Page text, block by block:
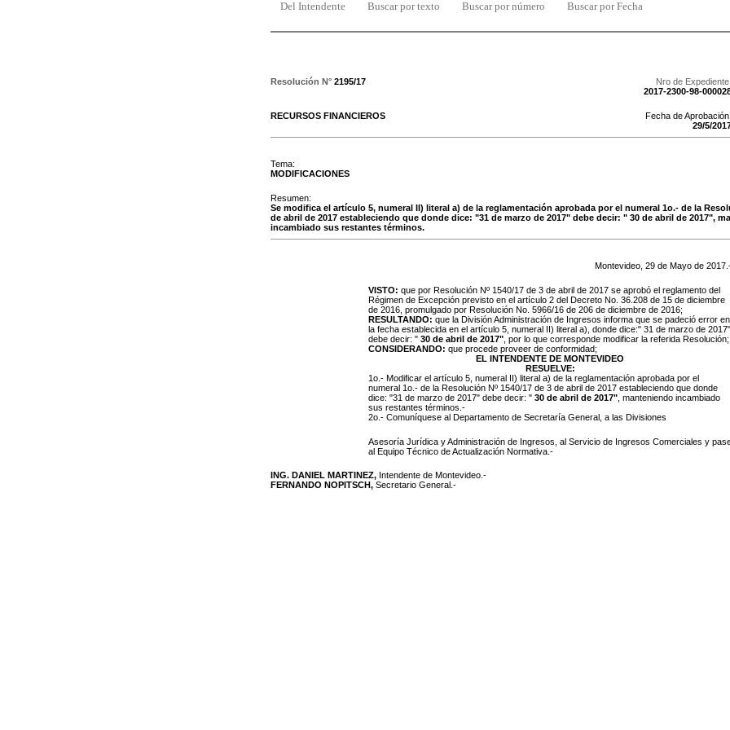
Del Intendente Buscar por texto Buscar por número Buscar por Fecha
Resolución N° 2195/17
Nro de
2017-2300-98-
RECURSOS FINANCIEROS
Fecha de
29/5/
Tema:
MODIFICACIONES
Resumen:
Se modifica el artículo 5, numeral II) literal a) de la reglamentación aprobada por el numeral 1o.- de la
de abril de 2017 estableciendo que donde dice: "31 de marzo de 2017" debe decir: " 30 de abril de 2017",
incambiado sus restantes términos.
Montevideo, 29 de Mayo de 2017
VISTO: que por Resolución Nº 1540/17 de 3 de abril de 2017 se aprobó el reglamento del
Régimen de Excepción previsto en el artículo 2 del Decreto No. 36.208 de 15 de diciembre
de 2016, promulgado por Resolución No. 5966/16 de 206 de diciembre de 2016;
RESULTANDO: que la División Administración de Ingresos informa que se padeció error en
la fecha establecida en el artículo 5, numeral II) literal a), donde dice:" 31 de marzo de 2017"
debe decir: " 30 de abril de 2017" , por lo que corresponde modificar la referida Resolución;
CONSIDERANDO: que procede proveer de conformidad;
EL INTENDENTE DE MONTEVIDEO
RESUELVE:
1o.- Modificar el artículo 5, numeral II) literal a) de la reglamentación aprobada por el
numeral 1o.- de la Resolución Nº 1540/17 de 3 de abril de 2017 estableciendo que donde
dice: "31 de marzo de 2017" debe decir: " 30 de abril de 2017" manteniendo incambiado
sus restantes términos.-
2o.- Comuníquese al Departamento de Secretaría General, a las Divisiones
Asesoría Jurídica y Administración de Ingresos, al Servicio de Ingresos Comerciales y
al Equipo Técnico de Actualización Normativa.-
ING. DANIEL MARTINEZ, Intendente de Montevideo.-
FERNANDO NOPITSCH, Secretario General.-